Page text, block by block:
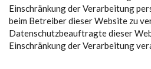
Einschränkung der Verarbeitung
beim Betreiber dieser Website zu
Datenschutzbeauftragte dieser
Einschränkung der Verarbeitung